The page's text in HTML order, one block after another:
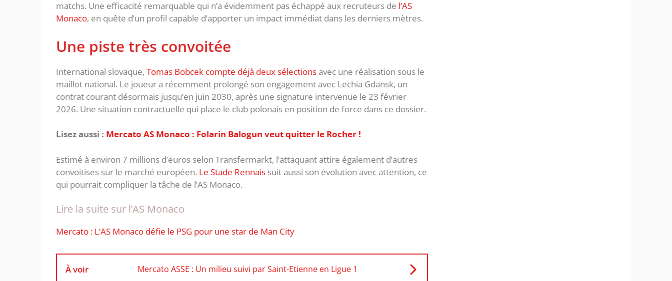
matchs. Une efficacité remarquable qui n’a évidemment pas échappé aux recruteurs de l’AS
Monaco, en quête d’un profil capable d’apporter un impact immédiat dans les derniers mètres.
Une piste très convoitée
International slovaque, Tomas Bobcek compte déjà deux sélectionsavec une réalisation sous le
maillot national. Le joueur a récemment prolongé son engagement avec Lechia Gdansk, un
contrat courant désormais jusqu’en juin 2030, après une signature intervenue le 23 février
2026. Une situation contractuelle qui place le club polonais en position de force dans ce dossier.
Lisez aussi : Mercato AS Monaco : Folarin Balogun veut quitter le Rocher !
Estimé à environ 7 millions d’euros selon Transfermarkt, l’attaquant attire également d’autres
convoitises sur le marché européen. Le Stade Rennais suit aussi son évolution avec attention, ce
qui pourrait compliquer la tâche de l’AS Monaco.
Lire la suite sur l’AS Monaco
Mercato : L’AS Monaco défie le PSG pour une star de Man City
À voir Mercato ASSE : Un milieu suivi par Saint-Etienne en Ligue 1